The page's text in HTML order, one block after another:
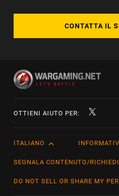
CONTATTA IL
OTTIENI AIUTO PER:
English
Čeština
ITALIANO
SEGNALA CONTENUTO/
DO NOT SELL OR SHARE MY